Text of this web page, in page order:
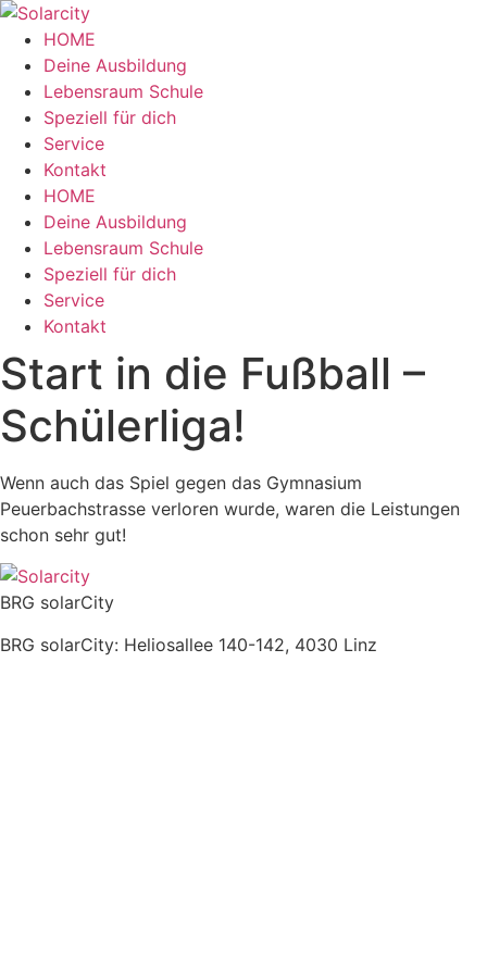
Zum
Inhalt
wechseln
HOME
Deine Ausbildung
Lebensraum Schule
Speziell für dich
Service
Kontakt
Menü HOME
Deine Ausbildung
Lebensraum Schule
Speziell für dich
Service
Kontakt
Start in die Fußball –
Schülerliga!
Wenn auch das Spiel gegen das Gymnasium
Peuerbachstrasse verloren wurde, waren die Leistungen
schon sehr gut!
BRG solarCity
BRG solarCity: Heliosallee 140-142, 4030 Linz